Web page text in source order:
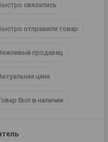
связались
отправили товар
продавец
цена
был в наличии